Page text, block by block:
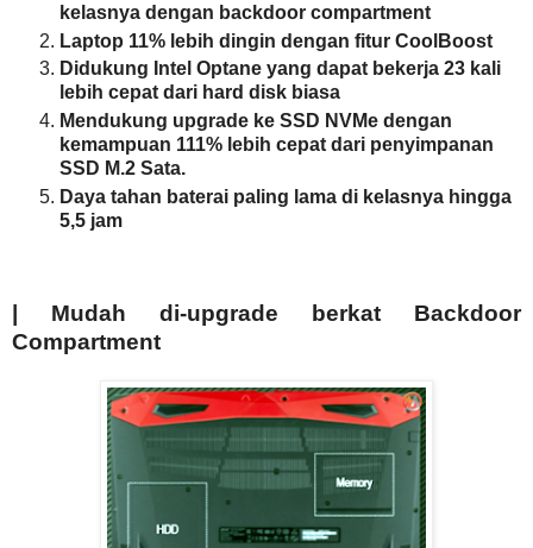
kelasnya dengan backdoor compartment
Laptop 11% lebih dingin dengan fitur CoolBoost
Didukung Intel Optane yang dapat bekerja 23 kali
lebih cepat dari hard disk biasa
Mendukung upgrade ke SSD NVMe dengan
kemampuan 111% lebih cepat dari penyimpanan
SSD M.2 Sata.
Daya tahan baterai paling lama di kelasnya hingga
5,5 jam
| Mudah di-upgrade berkat Backdoor
Compartment